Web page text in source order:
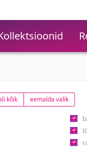
kõik eemalda valik